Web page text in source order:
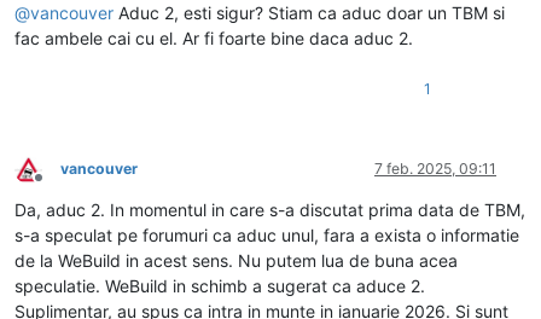
@vancouver Aduc 2, esti sigur? Stiam ca aduc doar un TBM si
fac ambele cai cu el. Ar fi foarte bine daca aduc 2.
1
Deconectat
vancouver 7 feb. 2025, 09:11
Da, aduc 2. In momentul in care s-a discutat prima data de TBM,
s-a speculat pe forumuri ca aduc unul, fara a exista o informatie
de la WeBuild in acest sens. Nu putem lua de buna acea
speculatie. WeBuild in schimb a sugerat ca aduce 2.
Suplimentar, au spus ca intra in munte in ianuarie 2026. Si sunt